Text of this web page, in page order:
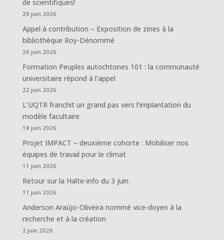
de scientifiques!
29 juin 2026
Appel à contribution – Exposition de zines à la
bibliothèque Roy-Dénommé
26 juin 2026
Formation Peuples autochtones 101 : la communauté
universitaire répond à l’appel
22 juin 2026
L’UQTR franchit un grand pas vers l’implantation du
modèle facultaire
18 juin 2026
Projet IMPACT – deuxième cohorte : Mobiliser nos
équipes de travail pour le climat
11 juin 2026
Retour sur la Halte-info du 3 juin
11 juin 2026
Anderson Araújo-Oliveira nommé vice-doyen à la
recherche et à la création
2 juin 2026